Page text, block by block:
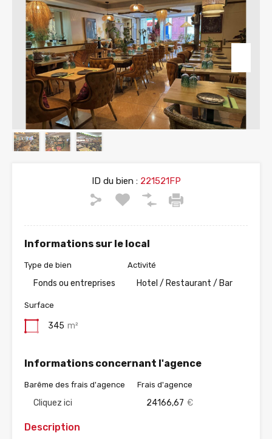
ID du bien :221521FP
Informations sur le local
Type de bien
Fonds ou entreprises
Activité
Hotel / Restaurant / Bar
Surface
345 m²
Informations concernant l'agence
Barême des frais d'agence
Cliquez ici
Frais d'agence
24166,67 €
Description